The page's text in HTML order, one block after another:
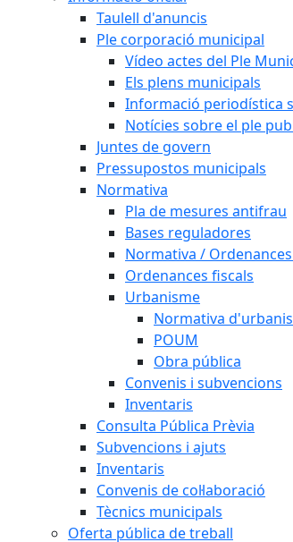
Taulell d'anuncis
Ple corporació municipal
Vídeo actes del Ple
Els plens municipals
Informació periodística
Notícies sobre el ple
Juntes de govern
Pressupostos municipals
Normativa
Pla de mesures antifrau
Bases reguladores
Normativa /
Ordenances fiscals
Urbanisme
Normativa
POUM
Obra pública
Convenis i subvencions
Inventaris
Consulta Pública Prèvia
Subvencions i ajuts
Inventaris
Convenis de col·laboració
Tècnics municipals
Oferta pública de treball